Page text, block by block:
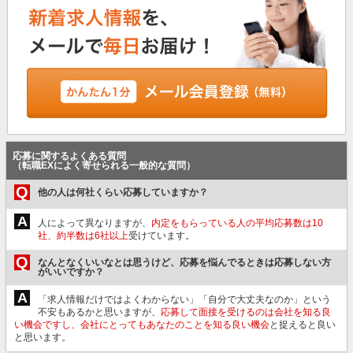
応募に関するよくある質問
（転職EXによく寄せられる一般的な質問）
Q 他の人は何社くらい応募していますか？
A 人によって異なりますが、 内定をもらっている人の平均応募数は10
社、約半数は6社以上受けています。
Q
なんとなくいいなとは思うけど、応募を悩んでるときは応募しない方
がいいですか？
A
「求人情報だけではよくわからない」「自分で大丈夫なのか」という
不安もあるかと思いますが、 応募して面接を受けるのは会社を知る良
い機会ですし、会社にとってもあなたのことを知る良い機会と捉えると良い
と思います。